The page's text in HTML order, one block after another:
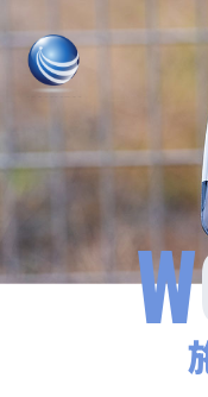
北
部
電
気
工